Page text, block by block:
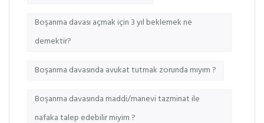
Boşanma davası açmak için 3 yıl beklemek ne
demektir?
Boşanma davasında avukat tutmak zorunda mıyım ?
Boşanma davasında maddi/manevi tazminat ile
nafaka talep edebilir miyim ?